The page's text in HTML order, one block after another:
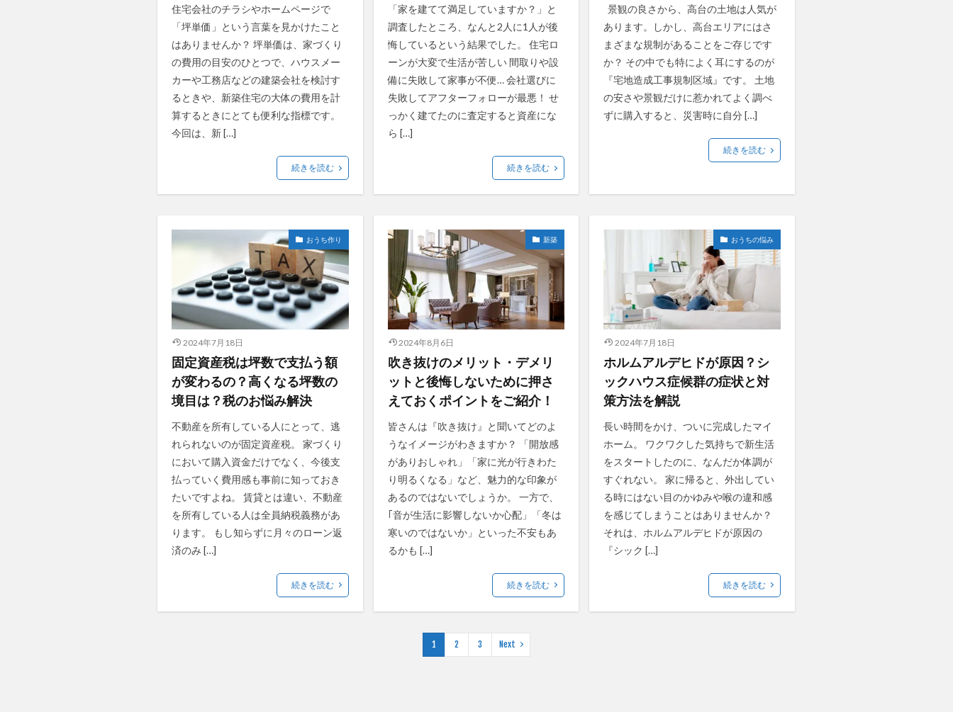
住宅会社のチラシやホームページで
「坪単価」という言葉を見かけたこと
はありませんか？ 坪単価は、家づくり
の費用の目安のひとつで、ハウスメー
カーや工務店などの建築会社を検討す
るときや、新築住宅の大体の費用を計
算するときにとても便利な指標です。
今回は、新 […]
続きを読む
「家を建てて満足していますか？」と
調査したところ、なんと2人に1人が後
悔しているという結果でした。 住宅ロ
ーンが大変で生活が苦しい 間取りや設
備に失敗して家事が不便… 会社選びに
失敗してアフターフォローが最悪！ せ
っかく建てたのに査定すると資産にな
ら […]
続きを読む
景観の良さから、高台の土地は人気が
あります。しかし、高台エリアにはさ
まざまな規制があることをご存じです
か？ その中でも特によく耳にするのが
『宅地造成工事規制区域』です。 土地
の安さや景観だけに惹かれてよく調べ
ずに購入すると、災害時に自分 […]
続きを読む
おうち作り
2024年7月18日
固定資産税は坪数で支払う額
が変わるの？高くなる坪数の
境目は？税のお悩み解決
不動産を所有している人にとって、逃
れられないのが固定資産税。 家づくり
において購入資金だけでなく、今後支
払っていく費用感も事前に知っておき
たいですよね。 賃貸とは違い、不動産
を所有している人は全員納税義務があ
ります。 もし知らずに月々のローン返
済のみ […]
続きを読む
新築
2024年8月6日
吹き抜けのメリット・デメリ
ットと後悔しないために押さ
えておくポイントをご紹介！
皆さんは『吹き抜け』と聞いてどのよ
うなイメージがわきますか？ 「開放感
がありおしゃれ」「家に光が行きわた
り明るくなる」など、魅力的な印象が
あるのではないでしょうか。 一方で、
｢音が生活に影響しないか心配」「冬は
寒いのではないか」といった不安もあ
るかも […]
続きを読む
おうちの悩み
2024年7月18日
ホルムアルデヒドが原因？シ
ックハウス症候群の症状と対
策方法を解説
長い時間をかけ、ついに完成したマイ
ホーム。 ワクワクした気持ちで新生活
をスタートしたのに、なんだか体調が
すぐれない。 家に帰ると、外出してい
る時にはない目のかゆみや喉の違和感
を感じてしまうことはありませんか？
それは、ホルムアルデヒドが原因の
『シック […]
続きを読む
1 2 3 Next